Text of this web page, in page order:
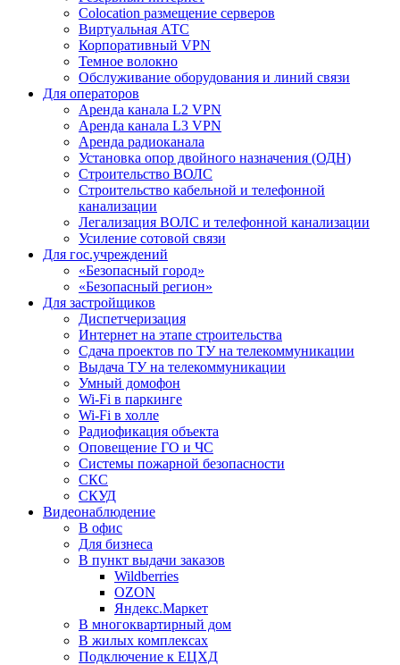
Colocation размещение серверов
Виртуальная АТС
Корпоративный VPN
Темное волокно
Обслуживание оборудования и линий связи
Для операторов
Аренда канала L2 VPN
Аренда канала L3 VPN
Аренда радиоканала
Установка опор двойного назначения (ОДН)
Строительство ВОЛС
Строительство кабельной и телефонной
канализации
Легализация ВОЛС и телефонной канализации
Усиление сотовой связи
Для гос.учреждений
«Безопасный город»
«Безопасный регион»
Для застройщиков
Диспетчеризация
Интернет на этапе строительства
Сдача проектов по ТУ на телекоммуникации
Выдача ТУ на телекоммуникации
Умный домофон
Wi-Fi в паркинге
Wi-Fi в холле
Радиофикация объекта
Оповещение ГО и ЧС
Системы пожарной безопасности
СКС
СКУД
Видеонаблюдение
В офис
Для бизнеса
В пункт выдачи заказов
Wildberries
OZON
Яндекс.Маркет
В многоквартирный дом
В жилых комплексах
Подключение к ЕЦХД